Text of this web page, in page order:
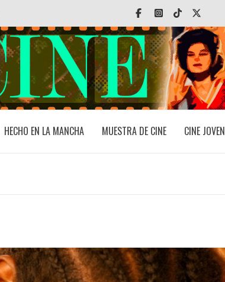
FacebookInstagram
Tiktok
HECHO EN LA MANCHA MUESTRA DE CINE CINE JOVEN